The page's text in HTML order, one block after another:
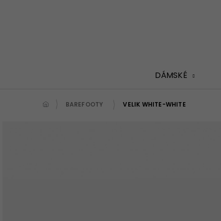
DÁMSKÉ
BAREFOOTY VELIK WHITE-WHITE